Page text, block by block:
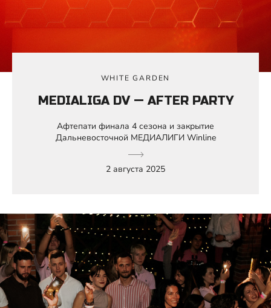
WHITE GARDEN
MEDIALIGA DV — AFTER PARTY
Афтепати финала 4 сезона и закрытие
Дальневосточной МЕДИАЛИГИ Winline
2 августа 2025